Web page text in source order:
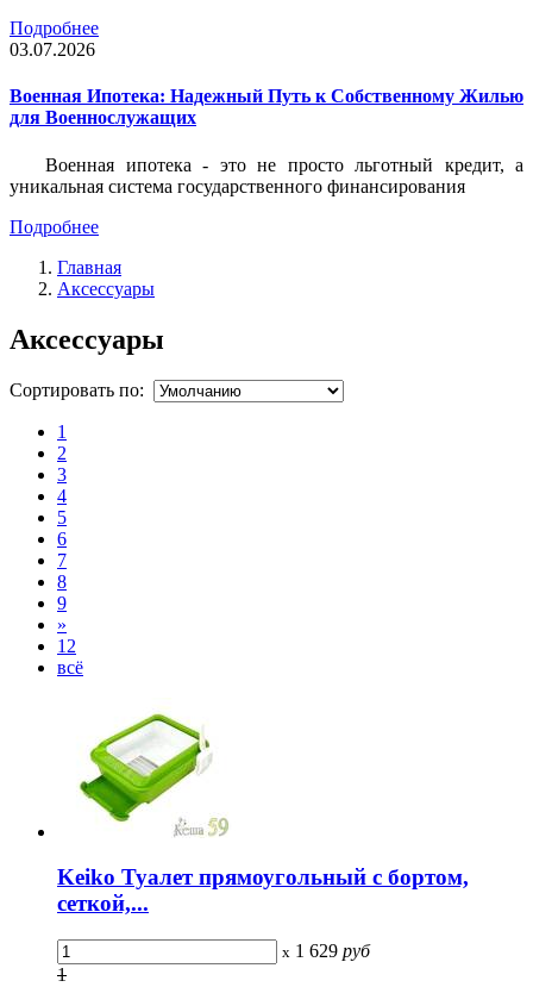
Подробнее
03.07.2026
Военная Ипотека: Надежный Путь к Собственному Жилью
для Военнослужащих
Военная ипотека - это не просто льготный кредит, а
уникальная система государственного финансирования
Подробнее
Главная
Аксессуары
Аксессуары
Сортировать по:
1
2
3
4
5
6
7
8
9
»
12
всё
Keiko Туалет прямоугольный с бортом,
сеткой,...
x 1 629 руб
1